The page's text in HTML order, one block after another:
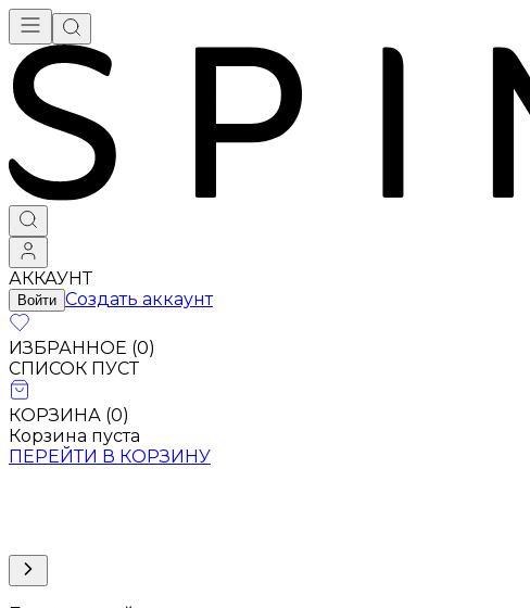
АККАУНТ
Войти Создать аккаунт
ИЗБРАННОЕ (0)
СПИСОК ПУСТ
КОРЗИНА (0)
Корзина пуста
ПЕРЕЙТИ В КОРЗИНУ
Брендовая одежда - купить в Москве